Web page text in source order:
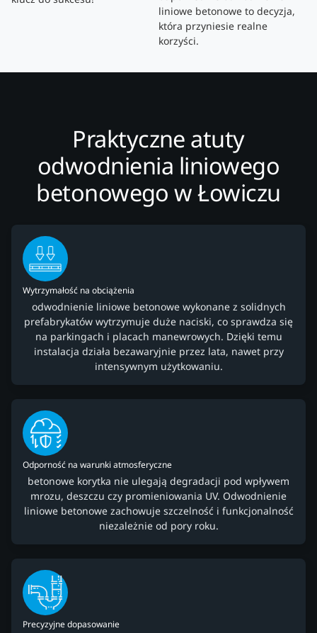
liniowe betonowe to decyzja,
która przyniesie realne
korzyści.
Praktyczne atuty
odwodnienia liniowego
betonowego w Łowiczu
Wytrzymałość na obciążenia
odwodnienie liniowe betonowe wykonane z solidnych
prefabrykatów wytrzymuje duże naciski, co sprawdza się
na parkingach i placach manewrowych. Dzięki temu
instalacja działa bezawaryjnie przez lata, nawet przy
intensywnym użytkowaniu.
Odporność na warunki atmosferyczne
betonowe korytka nie ulegają degradacji pod wpływem
mrozu, deszczu czy promieniowania UV. Odwodnienie
liniowe betonowe zachowuje szczelność i funkcjonalność
niezależnie od pory roku.
Precyzyjne dopasowanie